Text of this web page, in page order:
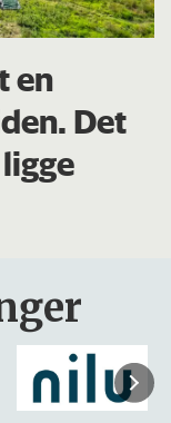
en
Det